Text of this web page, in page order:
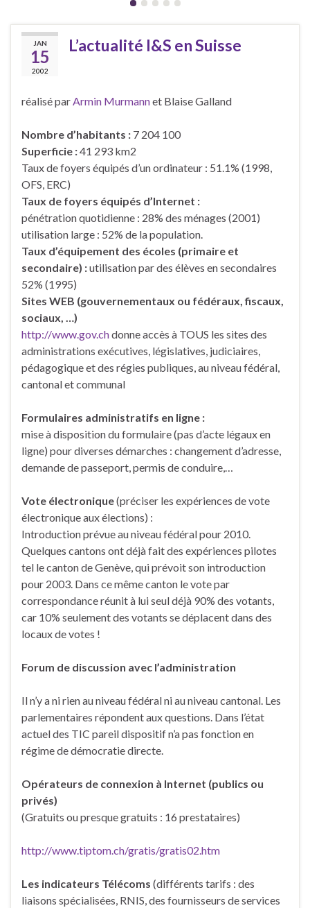
JAN
15
2002
L’actualité I&S en Suisse
réalisé parArmin Murmannet Blaise Galland
Nombre d’habitants : 7 204 100
Superficie :41 293 km2
Taux de foyers équipés d’un ordinateur : 51.1% (1998,
OFS, ERC)
Taux de foyers équipés d’Internet :
pénétration quotidienne : 28% des ménages (2001)
utilisation large : 52% de la population.
Taux d’équipement des écoles (primaire et
secondaire) :utilisation par des élèves en secondaires
52% (1995)
Sites WEB (gouvernementaux ou fédéraux, fiscaux,
sociaux, …)
http://www.gov.chdonne accès à TOUS les sites des
administrations exécutives, législatives, judiciaires,
pédagogique et des régies publiques, au niveau fédéral,
cantonal et communal
Formulaires administratifs en ligne :
mise à disposition du formulaire (pas d’acte légaux en
ligne) pour diverses démarches : changement d’adresse,
demande de passeport, permis de conduire,…
Vote électronique(préciser les expériences de vote
électronique aux élections) :
Introduction prévue au niveau fédéral pour 2010.
Quelques cantons ont déjà fait des expériences pilotes
tel le canton de Genève, qui prévoit son introduction
pour 2003. Dans ce même canton le vote par
correspondance réunit à lui seul déjà 90% des votants,
car 10% seulement des votants se déplacent dans des
locaux de votes !
Forum de discussion avec l’administration
Il n’y a ni rien au niveau fédéral ni au niveau cantonal. Les
parlementaires répondent aux questions. Dans l’état
actuel des TIC pareil dispositif n’a pas fonction en
régime de démocratie directe.
Opérateurs de connexion à Internet (publics ou
privés)
(Gratuits ou presque gratuits : 16 prestataires)
http://www.tiptom.ch/gratis/gratis02.htm
Les indicateurs Télécoms (différents tarifs : des
liaisons spécialisées, RNIS, des fournisseurs de services